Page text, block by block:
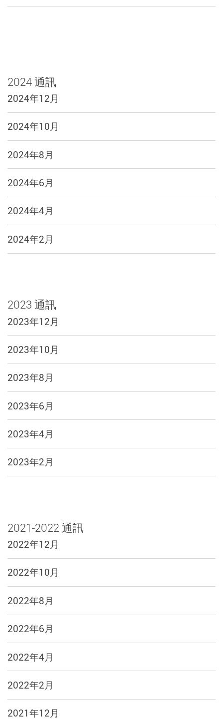
2024 通訊
2024年12月
2024年10月
2024年8月
2024年6月
2024年4月
2024年2月
2023 通訊
2023年12月
2023年10月
2023年8月
2023年6月
2023年4月
2023年2月
2021-2022 通訊
2022年12月
2022年10月
2022年8月
2022年6月
2022年4月
2022年2月
2021年12月